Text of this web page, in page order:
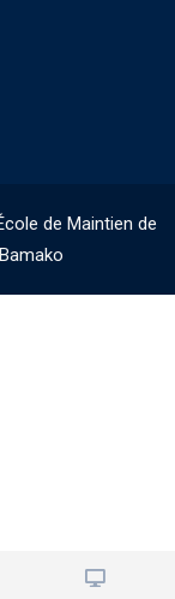
de Maintien de